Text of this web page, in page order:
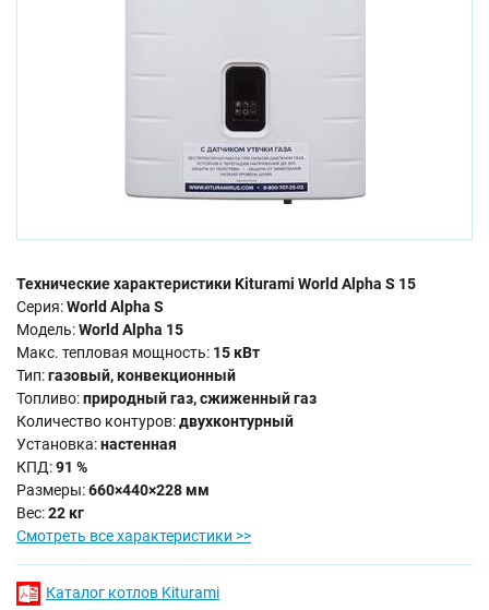
Технические характеристики Kiturami World Alpha S 15
Серия:World Alpha S
Модель:World Alpha 15
Макс. тепловая мощность: 15 кВт
Тип:газовый, конвекционный
Топливо:природный газ, сжиженный газ
Количество контуров:двухконтурный
Установка:настенная
КПД:91 %
Размеры:660×440×228 мм
Вес:22 кг
Смотреть все характеристики >>
Каталог котлов Kiturami